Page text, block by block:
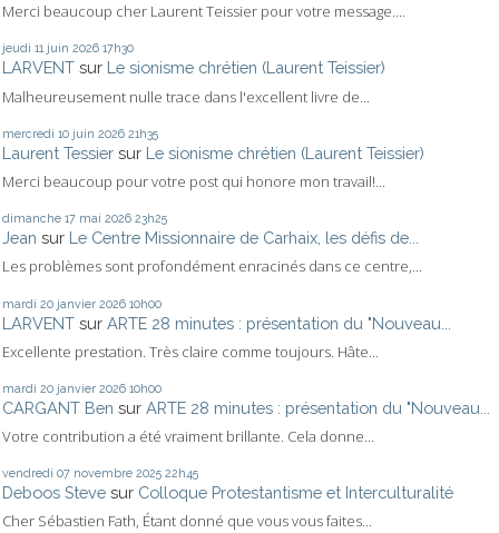
Merci beaucoup cher Laurent Teissier pour votre message....
jeudi 11 juin 2026 17h30
LARVENT sur Le sionisme chrétien (Laurent Teissier)
Malheureusement nulle trace dans l'excellent livre de...
mercredi 10 juin 2026 21h35
Laurent Tessier sur Le sionisme chrétien (Laurent Teissier)
Merci beaucoup pour votre post qui honore mon travail!...
dimanche 17 mai 2026 23h25
Jean sur Le Centre Missionnaire de Carhaix, les défis de...
Les problèmes sont profondément enracinés dans ce centre,...
mardi 20 janvier 2026 10h00
LARVENT sur ARTE 28 minutes : présentation du "Nouveau...
Excellente prestation. Très claire comme toujours. Hâte...
mardi 20 janvier 2026 10h00
CARGANT Ben sur ARTE 28 minutes : présentation du "Nouveau...
Votre contribution a été vraiment brillante. Cela donne...
vendredi 07 novembre 2025 22h45
Deboos Steve sur Colloque Protestantisme et Interculturalité
Cher Sébastien Fath, Étant donné que vous vous faites...